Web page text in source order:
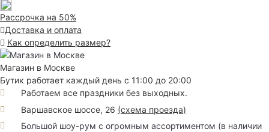
Рассрочка на 50%
Доставка и оплата
Как определить размер?
Магазин в Москве
Бутик работает каждый день с 11:00 до 20:00
Работаем все праздники без выходных.
Варшавское шоссе, 26 (схема проезда)
Большой шоу-рум с огромным ассортиментом (в наличии